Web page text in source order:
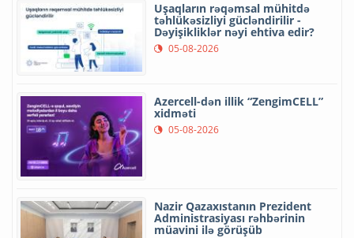
Uşaqların rəqəmsal mühitdə
təhlükəsizliyi gücləndirilir -
Dəyişikliklər nəyi ehtiva edir?
05-08-2026
Azercell-dən illik “ZengimCELL”
xidməti
05-08-2026
Nazir Qazaxıstanın Prezident
Administrasiyası rəhbərinin
müavini ilə görüşüb